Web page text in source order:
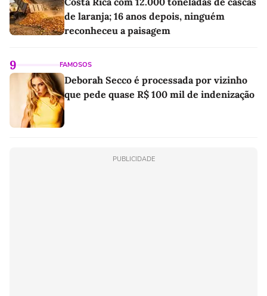
de laranja; 16 anos depois, ninguém
reconheceu a paisagem
9 FAMOSOS
Deborah Secco é processada por vizinho
que pede quase R$ 100 mil de indenização
PUBLICIDADE